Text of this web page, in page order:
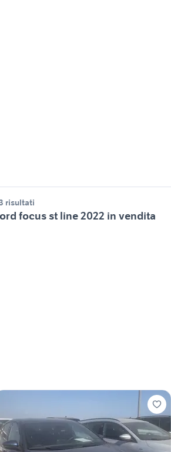
risultati
focus st line 2022 in vendita